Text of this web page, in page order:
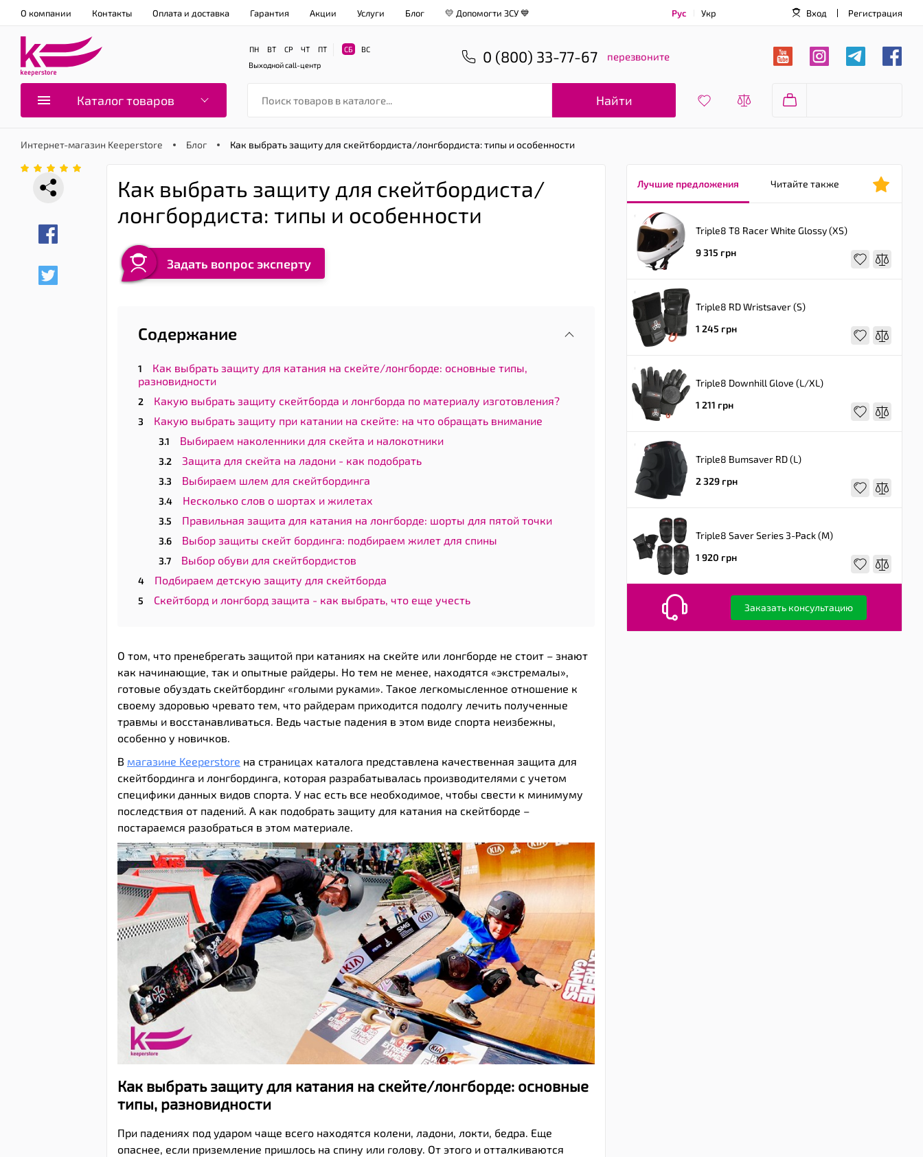
О компании Контакты Оплата и доставка Гарантия Акции Услуги Блог 💛 Допомогти ЗСУ 💙 Рус Укр Вход Регистрация
ПН ВТ СР ЧТ ПТ СБ
ВС
Выходнойcall-центр 0 (800) 33-77-67 перезвоните
Каталог товаров Найти
Интернет-магазин Keeperstore Блог Как выбрать защиту для скейтбордиста/лонгбордиста: типы и особенности
Как выбрать защиту для скейтбордиста/
лонгбордиста: типы и особенности
Задать вопрос эксперту
Содержание
Как выбрать защиту для катания на скейте/лонгборде: основные типы,
разновидности
Какую выбрать защиту скейтборда и лонгборда по материалу изготовления?
Какую выбрать защиту при катании на скейте: на что обращать внимание
Выбираем наколенники для скейта и налокотники
Защита для скейта на ладони - как подобрать
Выбираем шлем для скейтбординга
Несколько слов о шортах и жилетах
Правильная защита для катания на лонгборде: шорты для пятой точки
Выбор защиты скейт бординга: подбираем жилет для спины
Выбор обуви для скейтбордистов
Подбираем детскую защиту для скейтборда
Скейтборд и лонгборд защита - как выбрать, что еще учесть
О том, что пренебрегать защитой при катаниях на скейте или лонгборде не стоит – знают
как начинающие, так и опытные райдеры. Но тем не менее, находятся «экстремалы»,
готовые обуздать скейтбординг «голыми руками». Такое легкомысленное отношение к
своему здоровью чревато тем, что райдерам приходится подолгу лечить полученные
травмы и восстанавливаться. Ведь частые падения в этом виде спорта неизбежны,
особенно у новичков.
В магазине Keeperstore на страницах каталога представлена качественная защита для
скейтбординга и лонгбординга, которая разрабатывалась производителями с учетом
специфики данных видов спорта. У нас есть все необходимое, чтобы свести к минимуму
последствия от падений. А как подобрать защиту для катания на скейтборде –
постараемся разобраться в этом материале.
Как выбрать защиту для катания на скейте/лонгборде: основные
типы, разновидности
При падениях под ударом чаще всего находятся колени, ладони, локти, бедра. Еще
опаснее, если приземление пришлось на спину или голову. От этого и отталкиваются
Лучшие предложения Читайте также
Triple8 T8 Racer White Glossy (XS)
9 315 грн
Triple8 RD Wristsaver (S)
1 245 грн
Triple8 Downhill Glove (L/XL)
1 211 грн
Triple8 Bumsaver RD (L)
2 329 грн
Triple8 Saver Series 3-Pack (M)
1 920 грн
Заказать консультацию